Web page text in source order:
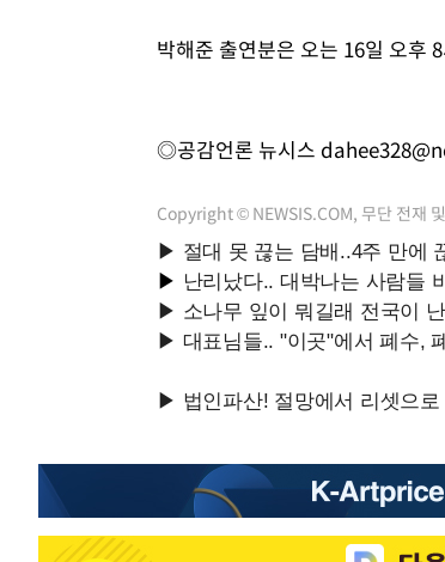
박해준 출연분은 오는 16일 오후
◎공감언론 뉴시스
Copyright © NEWSIS.COM, 무단 전재